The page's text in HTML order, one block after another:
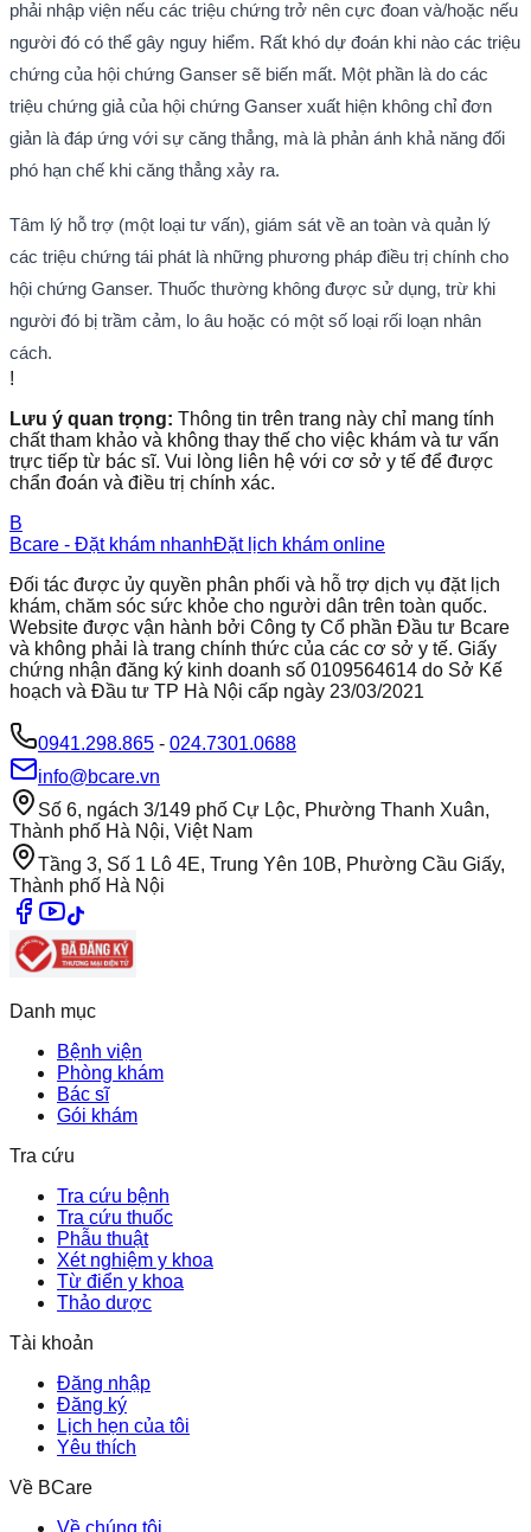
phải nhập viện nếu các triệu chứng trở nên cực đoan và/hoặc nếu
người đó có thể gây nguy hiểm. Rất khó dự đoán khi nào các triệu
chứng của hội chứng Ganser sẽ biến mất. Một phần là do các
triệu chứng giả của hội chứng Ganser xuất hiện không chỉ đơn
giản là đáp ứng với sự căng thẳng, mà là phản ánh khả năng đối
phó hạn chế khi căng thẳng xảy ra.
Tâm lý hỗ trợ (một loại tư vấn), giám sát về an toàn và quản lý
các triệu chứng tái phát là những phương pháp điều trị chính cho
hội chứng Ganser. Thuốc thường không được sử dụng, trừ khi
người đó bị trầm cảm, lo âu hoặc có một số loại rối loạn nhân
cách.
!
Lưu ý quan trọng: Thông tin trên trang này chỉ mang tính
chất tham khảo và không thay thế cho việc khám và tư vấn
trực tiếp từ bác sĩ. Vui lòng liên hệ với cơ sở y tế để được
chẩn đoán và điều trị chính xác.
B
Bcare - Đặt khám nhanhĐặt lịch khám online
Đối tác được ủy quyền phân phối và hỗ trợ dịch vụ đặt lịch
khám, chăm sóc sức khỏe cho người dân trên toàn quốc.
Website được vận hành bởi Công ty Cổ phần Đầu tư Bcare
và không phải là trang chính thức của các cơ sở y tế. Giấy
chứng nhận đăng ký kinh doanh số 0109564614 do Sở Kế
hoạch và Đầu tư TP Hà Nội cấp ngày 23/03/2021
0941.298.865 - 024.7301.0688
info@bcare.vn
Số 6, ngách 3/149 phố Cự Lộc, Phường Thanh Xuân,
Thành phố Hà Nội, Việt Nam
Tầng 3, Số 1 Lô 4E, Trung Yên 10B, Phường Cầu Giấy,
Thành phố Hà Nội
Danh mục
Bệnh viện
Phòng khám
Bác sĩ
Gói khám
Tra cứu
Tra cứu bệnh
Tra cứu thuốc
Phẫu thuật
Xét nghiệm y khoa
Từ điển y khoa
Thảo dược
Tài khoản
Đăng nhập
Đăng ký
Lịch hẹn của tôi
Yêu thích
Về BCare